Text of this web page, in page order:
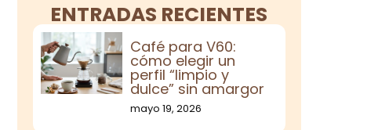
ENTRADAS RECIENTES
Café para V60:
cómo elegir un
perfil “limpio y
dulce” sin amargor
mayo 19, 2026